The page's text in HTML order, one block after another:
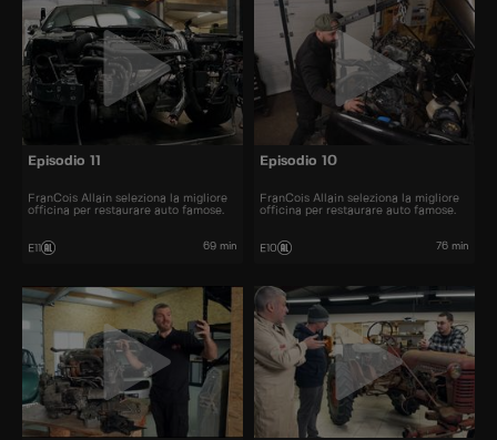
Episodio 11
FranCois Allain seleziona la migliore
officina per restaurare auto famose.
E11 69 min
Episodio 10
FranCois Allain seleziona la migliore
officina per restaurare auto famose.
E10 76 min